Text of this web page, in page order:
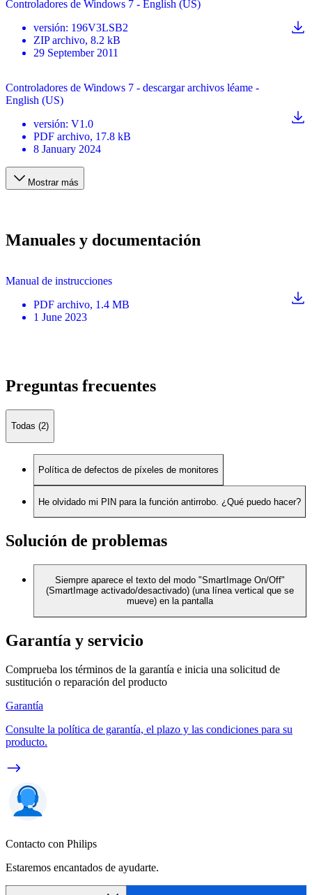
Controladores de Windows 7 - English (US)
versión: 196V3LSB2
ZIP archivo, 8.2 kB
29 September 2011
Controladores de Windows 7 - descargar archivos léame -
English (US)
versión: V1.0
PDF archivo, 17.8 kB
8 January 2024
Mostrar más
Manuales y documentación
Manual de instrucciones
PDF archivo, 1.4 MB
1 June 2023
Preguntas frecuentes
Todas (2)
Política de defectos de píxeles de monitores
He olvidado mi PIN para la función antirrobo. ¿Qué puedo hacer?
Solución de problemas
Siempre aparece el texto del modo "SmartImage On/Off"
(SmartImage activado/desactivado) (una línea vertical que se
mueve) en la pantalla
Garantía y servicio
Comprueba los términos de la garantía e inicia una solicitud de
sustitución o reparación del producto
Garantía
Consulte la política de garantía, el plazo y las condiciones para su
producto.
Contacto con Philips
Estaremos encantados de ayudarte.